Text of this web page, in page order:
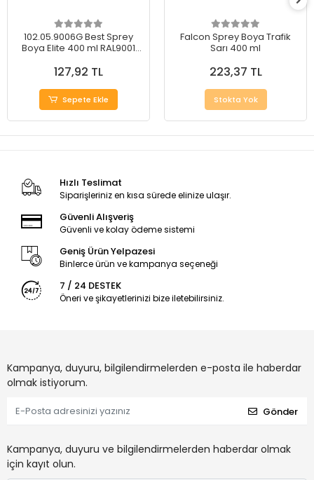
102.05.9006G Best Sprey
Boya Elite 400 ml RAL9001
127,92 TL
Sepete Ekle
Falcon Sprey Boya Trafik
Sarı 400 ml
223,37 TL
Stokta Yok
Hızlı Teslimat
Siparişleriniz en kısa sürede elinize ulaşır.
Güvenli Alışveriş
Güvenli ve kolay ödeme sistemi
Geniş Ürün Yelpazesi
Binlerce ürün ve kampanya seçeneği
7 / 24 DESTEK
Öneri ve şikayetlerinizi bize iletebilirsiniz.
Kampanya, duyuru, bilgilendirmelerden e-posta ile haberdar
olmak istiyorum.
Gönder
Kampanya, duyuru ve bilgilendirmelerden haberdar olmak
için kayıt olun.